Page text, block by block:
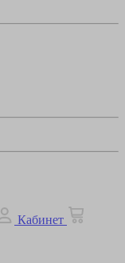
Кабинет